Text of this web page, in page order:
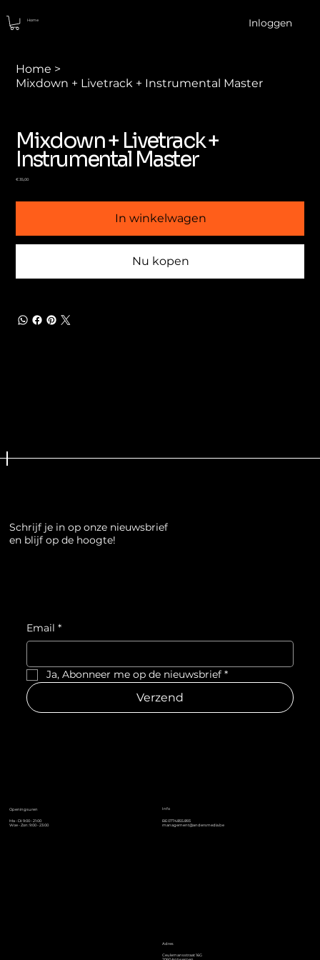
Home Inloggen
Home >
Mixdown + Livetrack + Instrumental Master
Mixdown + Livetrack +
Instrumental Master
Prijs
€ 35,00
In winkelwagen
Nu kopen
Schrijf je in op onze nieuwsbrief
en blijf op de hoogte!
Email *
Ja, Abonneer me op de nieuwsbrief *
Verzend
Info
BE0774.855.893
management@andersmedia.be
Openingsuren
Ma - Di: 9:00 - 21:00
Woe - Zon: 9:00 - 23:00
Adres
Ceulemansstraat 16G